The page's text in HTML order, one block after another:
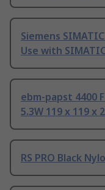
Siemens
Use with
ebm-papst 4400
5.3W 119 x 119 x
RS PRO Black